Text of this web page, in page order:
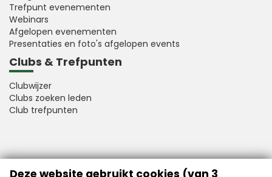
Trefpunt evenementen
Webinars
Afgelopen evenementen
Presentaties en foto's afgelopen events
Clubs & Trefpunten
Clubwijzer
Clubs zoeken leden
Club trefpunten
VFB is a member of Better Finance
Deze website gebruikt cookies (van 3